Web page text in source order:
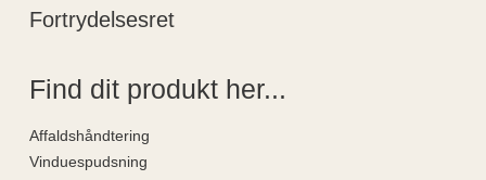
Fortrydelsesret
Find dit produkt her...
Affaldshåndtering
Vinduespudsning